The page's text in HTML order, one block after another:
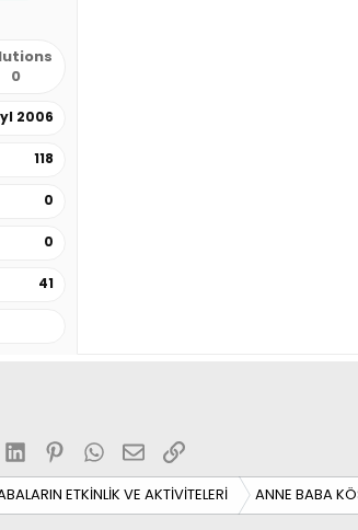
0
2006
118
0
0
41
LinkedInPinterest
WhatsApp
E-posta
Link
ETKİNLİK VE AKTİVİTELERİ ANNE BABA